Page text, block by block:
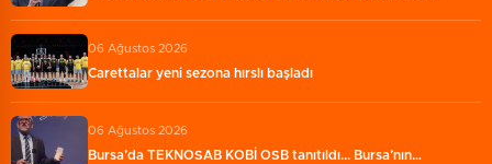
06 Ağustos 2026
Carettalar yeni sezona hırslı başladı
06 Ağustos 2026
Bursa’da TEKNOSAB KOBİ OSB tanıtıldı... Bursa’nın…